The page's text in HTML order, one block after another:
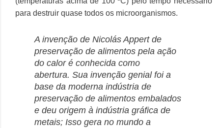
para destruir quase todos os microorganismos.
A invenção de Nicolás Appert de
preservação de alimentos pela ação
do calor é conhecida como
abertura. Sua invenção genial foi a
base da moderna indústria de
preservação de alimentos embalados
e deu origem à indústria gráfica de
metais; Isso gera no mundo a